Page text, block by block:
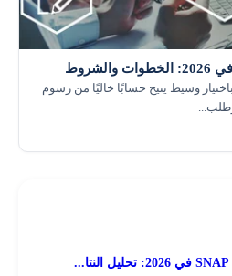
وسيط يتيح حسابًا خاليًا من رسوم
وطلب...